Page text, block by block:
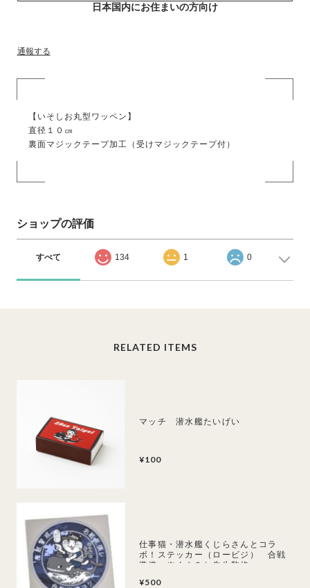
日本国内にお住まいの方向け
通報する
【いそしお丸型ワッペン】
直径１０㎝
裏面マジックテープ加工（受けマジックテープ付）
ショップの評価
すべて 134 1 0
RELATED ITEMS
マッチ 潜水艦たいげい
¥100
仕事猫・潜水艦くじらさんとコラ
ボ！ステッカー（ロービジ） 合戦
準備 ※くまみね先生監修
¥500